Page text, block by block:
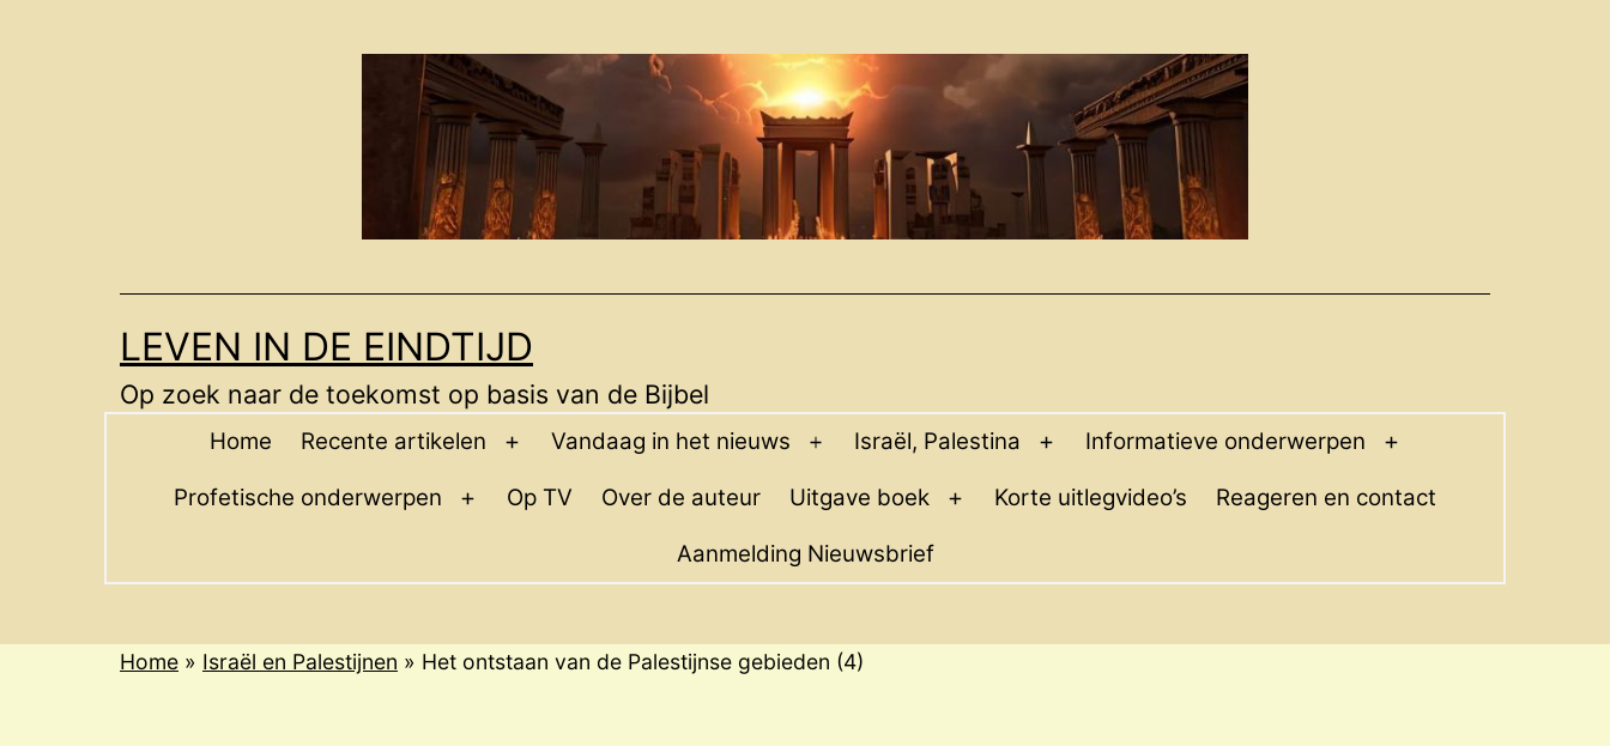
LEVEN IN DE EINDTIJD
Op zoek naar de toekomst op basis van de Bijbel
Home Recente artikelen
Open
menu
Vandaag in het nieuws
Open
menu
Israël, Palestina
Open
menu
Informatieve onderwerpen
Open
menu
Profetische onderwerpen
Open
Op TV Over de auteur Uitgave boek
Open
Korte uitlegvideo’s Reageren en contact
Aanmelding Nieuwsbrief
Home » Israël en Palestijnen » Het ontstaan van de Palestijnse gebieden (4)